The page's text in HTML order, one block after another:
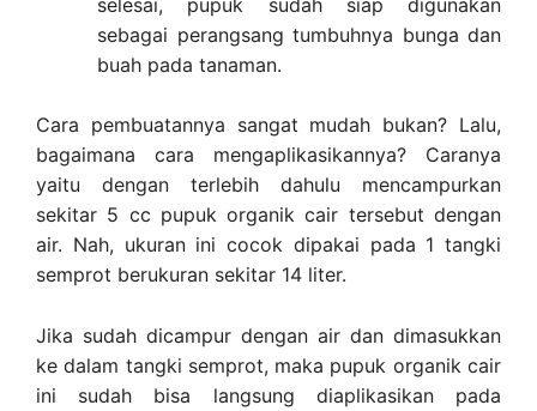
sebagai perangsang tumbuhnya bunga dan
buah pada tanaman.
Cara pembuatannya sangat mudah bukan? Lalu,
bagaimana cara mengaplikasikannya? Caranya
yaitu dengan terlebih dahulu mencampurkan
sekitar 5 cc pupuk organik cair tersebut dengan
air. Nah, ukuran ini cocok dipakai pada 1 tangki
semprot berukuran sekitar 14 liter.
Jika sudah dicampur dengan air dan dimasukkan
ke dalam tangki semprot, maka pupuk organik cair
ini sudah bisa langsung diaplikasikan pada